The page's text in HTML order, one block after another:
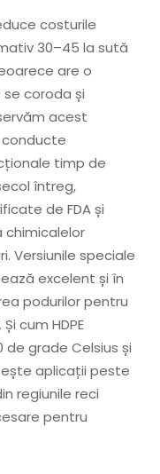
costurile
30–45 la sută
are o
coroda și
acest
timp de
întreg,
de FDA și
chimicalelor
Versiunile speciale
excelent și în
podurilor pentru
cum HDPE
grade Celsius și
aplicații peste
regiunile reci
pentru